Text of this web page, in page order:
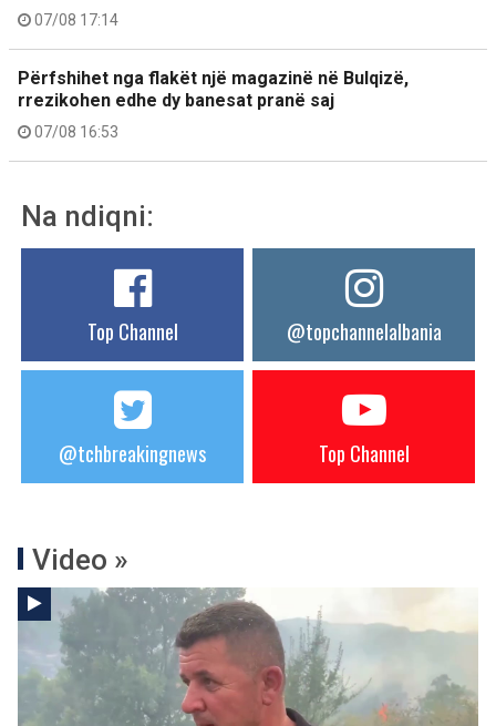
07/08 17:14
Përfshihet nga flakët një magazinë në Bulqizë,
rrezikohen edhe dy banesat pranë saj
07/08 16:53
Na ndiqni:
Top Channel @topchannelalbania
@tchbreakingnews Top Channel
Video »